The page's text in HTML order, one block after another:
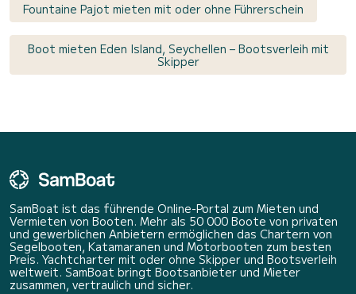
Fountaine Pajot mieten mit oder ohne Führerschein
Boot mieten Eden Island, Seychellen – Bootsverleih mit
Skipper
SamBoat ist das führende Online-Portal zum Mieten und
Vermieten von Booten. Mehr als 50 000 Boote von privaten
und gewerblichen Anbietern ermöglichen das Chartern von
Segelbooten, Katamaranen und Motorbooten zum besten
Preis. Yachtcharter mit oder ohne Skipper und Bootsverleih
weltweit. SamBoat bringt Bootsanbieter und Mieter
zusammen, vertraulich und sicher.